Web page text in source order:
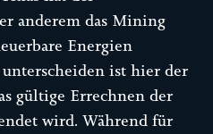
anderem das Mining
Energien
ist hier der
gültige Errechnen der
wird. Während für